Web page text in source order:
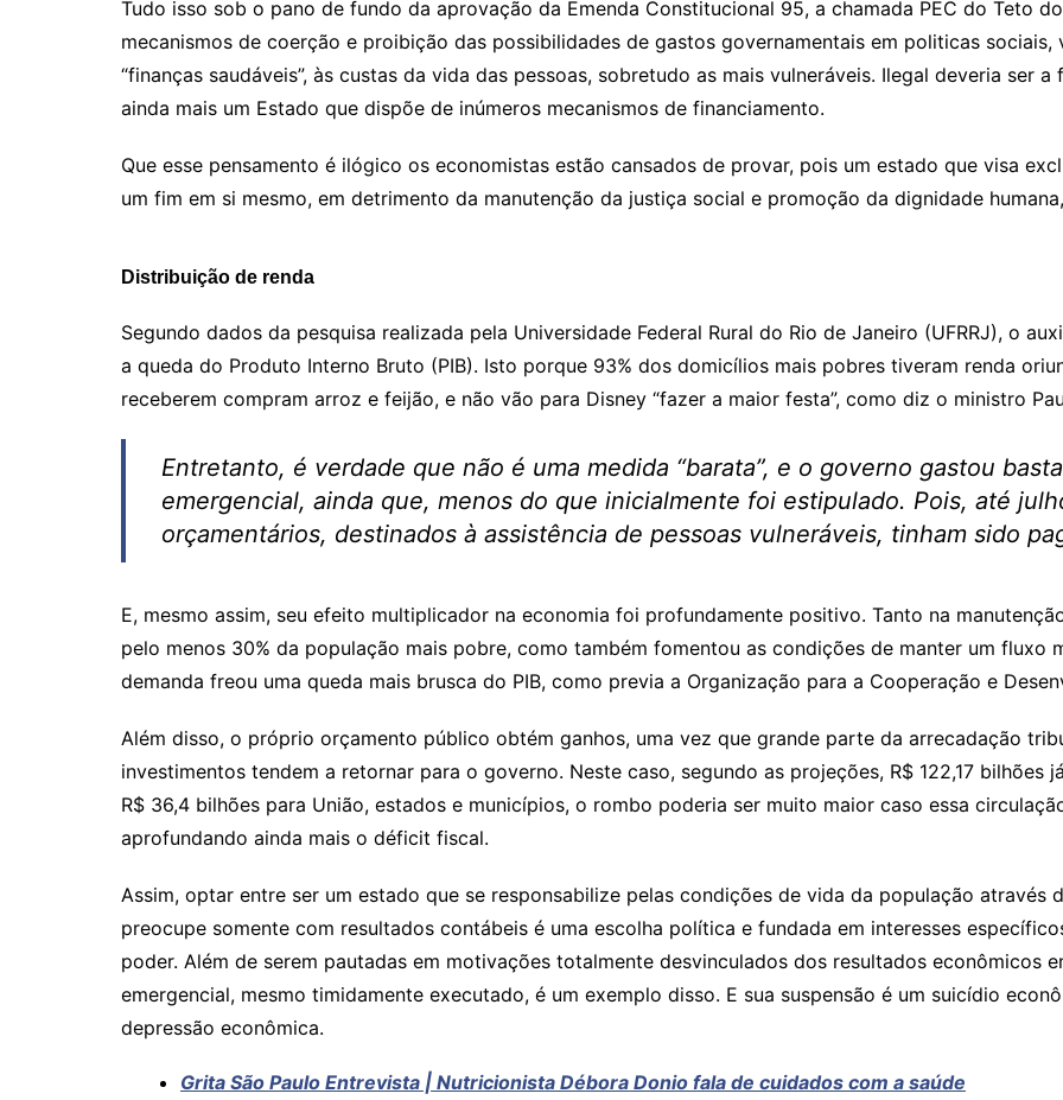
Tudo isso sob o pano de fundo da aprovação da Emenda Constitucional 95, a chamada PEC do Teto
mecanismos de coerção e proibição das possibilidades de gastos governamentais em politicas
“finanças saudáveis”, às custas da vida das pessoas, sobretudo as mais vulneráveis. Ilegal deveria ser
ainda mais um Estado que dispõe de inúmeros mecanismos de financiamento.
Que esse pensamento é ilógico os economistas estão cansados de provar, pois um estado que visa
um fim em si mesmo, em detrimento da manutenção da justiça social e promoção da dignidade
Distribuição de renda
Segundo dados da pesquisa realizada pela Universidade Federal Rural do Rio de Janeiro (UFRRJ), o
a queda do Produto Interno Bruto (PIB). Isto porque 93% dos domicílios mais pobres tiveram renda
receberem compram arroz e feijão, e não vão para Disney “fazer a maior festa”, como diz o ministro
Entretanto, é verdade que não é uma medida “barata”, e o governo gastou
emergencial, ainda que, menos do que inicialmente foi estipulado. Pois, até
orçamentários, destinados à assistência de pessoas vulneráveis, tinham sido
E, mesmo assim, seu efeito multiplicador na economia foi profundamente positivo. Tanto na
pelo menos 30% da população mais pobre, como também fomentou as condições de manter um fluxo
demanda freou uma queda mais brusca do PIB, como previa a Organização para a Cooperação e
Além disso, o próprio orçamento público obtém ganhos, uma vez que grande parte da arrecadação
investimentos tendem a retornar para o governo. Neste caso, segundo as projeções, R$ 122,17 bilhões
R$ 36,4 bilhões para União, estados e municípios, o rombo poderia ser muito maior caso essa
aprofundando ainda mais o déficit fiscal.
Assim, optar entre ser um estado que se responsabilize pelas condições de vida da população através
preocupe somente com resultados contábeis é uma escolha política e fundada em interesses
poder. Além de serem pautadas em motivações totalmente desvinculados dos resultados econômicos
emergencial, mesmo timidamente executado, é um exemplo disso. E sua suspensão é um suicídio
depressão econômica.
Grita São Paulo Entrevista | Nutricionista Débora Donio fala de cuidados com a saúde